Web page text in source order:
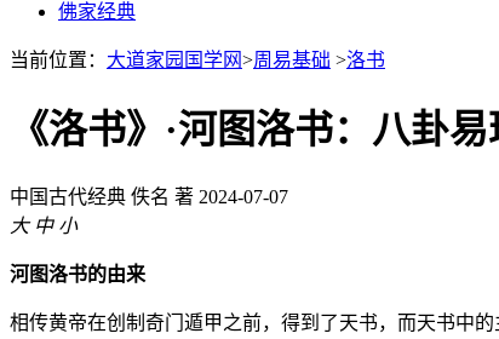
佛家经典
当前位置： 大道家园国学网>周易基础 >洛书
《洛书》·河图洛书：八卦
中国古代经典 佚名 著 2024-07-07
大 中 小
河图洛书的由来
相传黄帝在创制奇门遁甲之前，得到了天书，而天书中